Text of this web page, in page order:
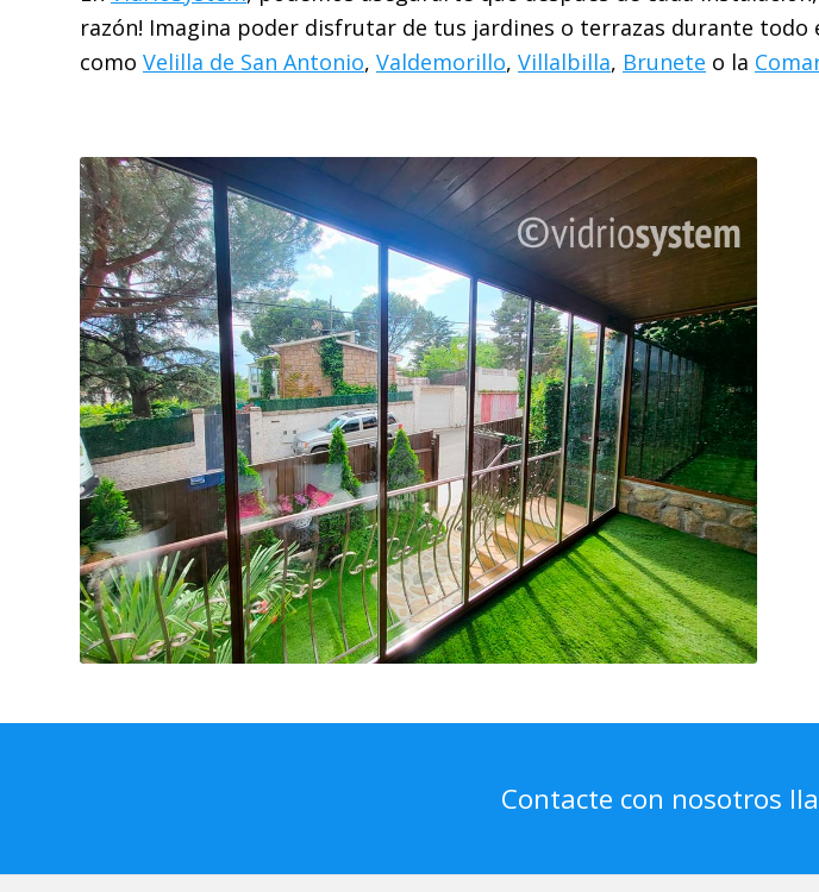
razón! Imagina poder disfrutar de tus jardines o terrazas durante
como Velilla de San Antonio, Valdemorillo, Villalbilla, Brunete o la
Contacte con nosotros